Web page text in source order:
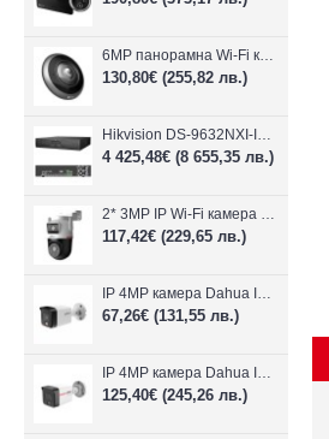
6MP панорамна Wi-Fi камерa Ezviz CS-E4p
130,80€ (255,82 лв.)
Hikvision DS-9632NXI-I8/VPro – 32-канален NVR с интелигентен AI анализ
4 425,48€ (8 655,35 лв.)
2* 3MP IP Wi-Fi камера Dahua P3D-3F-PV-P-0280B/0600B-PRO
117,42€ (229,65 лв.)
IP 4MP камера Dahua IPC-B1E40-A-0280B, 2.8mm, IR 30m
67,26€ (131,55 лв.)
IP 4MP камера Dahua IPC-HFW1439TC1-A-LED-0280B-PRO, 2.8mm, IR 30m
125,40€ (245,26 лв.)